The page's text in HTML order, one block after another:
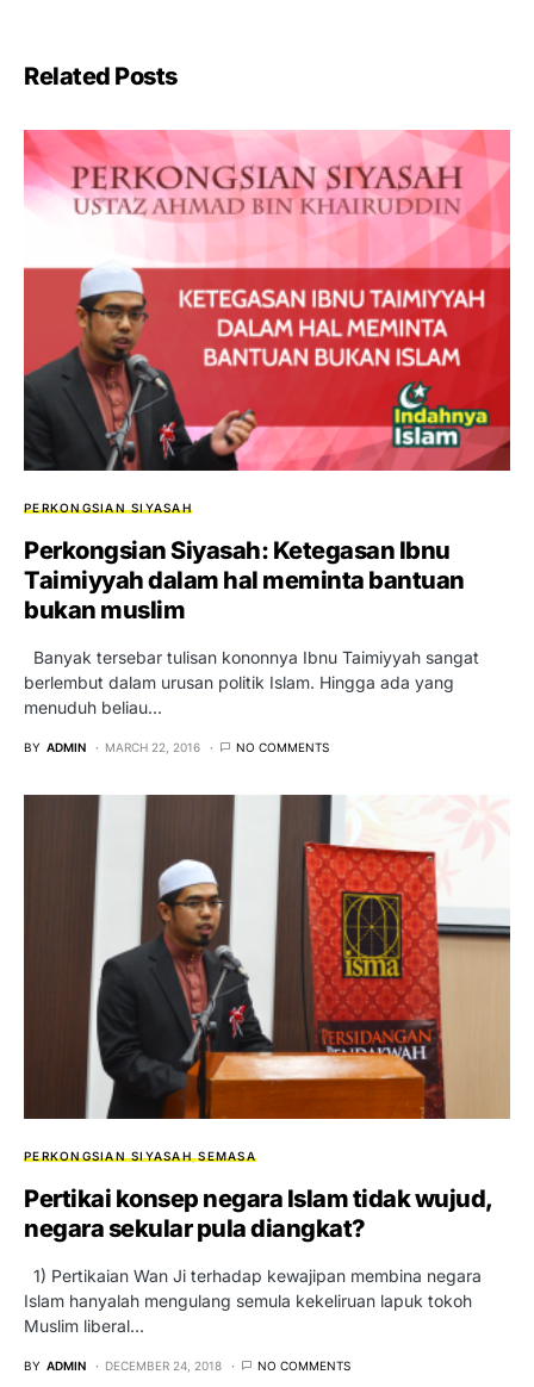
Related Posts
PERKONGSIAN SIYASAH
Perkongsian Siyasah: Ketegasan Ibnu
Taimiyyah dalam hal meminta bantuan
bukan muslim
Banyak tersebar tulisan kononnya Ibnu Taimiyyah sangat
berlembut dalam urusan politik Islam. Hingga ada yang
menuduh beliau…
BY ADMIN MARCH 22, 2016 NO COMMENTS
PERKONGSIAN SIYASAH SEMASA
Pertikai konsep negara Islam tidak wujud,
negara sekular pula diangkat?
1) Pertikaian Wan Ji terhadap kewajipan membina negara
Islam hanyalah mengulang semula kekeliruan lapuk tokoh
Muslim liberal…
BY ADMIN DECEMBER 24, 2018 NO COMMENTS